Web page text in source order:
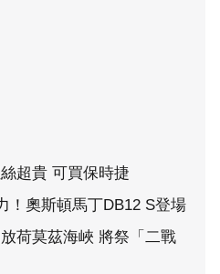
超貴 可買保時捷
！奧斯頓馬丁DB12 S登場
荷莫茲海峽 將祭「二戰